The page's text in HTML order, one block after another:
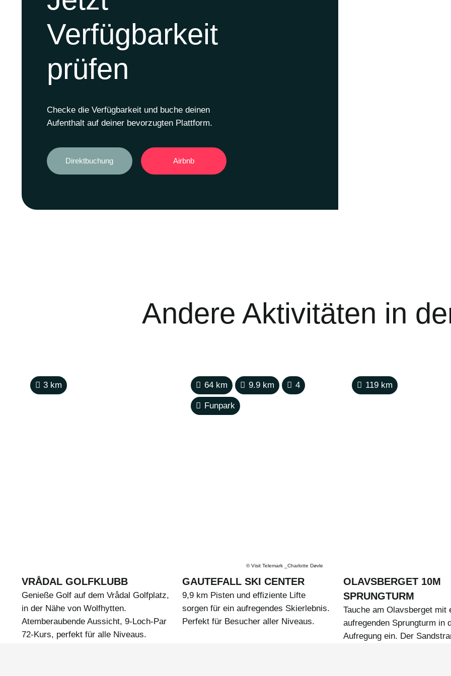
Verfügbarkeit
prüfen
Checke die Verfügbarkeit und buche deinen
Aufenthalt auf deiner bevorzugten Plattform.
Direktbuchung Airbnb
Andere Aktivitäten in
3 km
VRÅDAL GOLFKLUBB
Genieße Golf auf dem Vrådal Golfplatz,
in der Nähe von Wolfhytten.
Atemberaubende Aussicht, 9-Loch-Par
72-Kurs, perfekt für alle Niveaus.
©Visit Telemark _Charlotte Døvle
64 km 9.9km 4
Funpark
GAUTEFALL SKI CENTER
9,9 km Pisten und effiziente Lifte
sorgen für ein aufregendes Skierlebnis.
Perfekt für Besucher aller Niveaus.
119km
OLAVSBERGET 10M
SPRUNGTURM
Tauche am Olavsberget mit
aufregenden Sprungturm in
Aufregung ein. Der